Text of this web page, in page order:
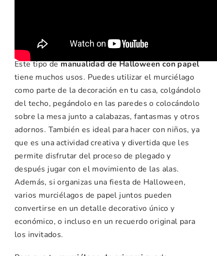
Este tipo demanualidad de Halloween con papel
tiene muchos usos. Puedes utilizar el murciélago
como parte de la decoración en tu casa, colgándolo
del techo, pegándolo en las paredes o colocándolo
sobre la mesa junto a calabazas, fantasmas y otros
adornos. También es ideal para hacer con niños, ya
que es una actividad creativa y divertida que les
permite disfrutar del proceso de plegado y
después jugar con el movimiento de las alas.
Además, si organizas una fiesta de Halloween,
varios murciélagos de papel juntos pueden
convertirse en un detalle decorativo único y
económico, o incluso en un recuerdo original para
los invitados.